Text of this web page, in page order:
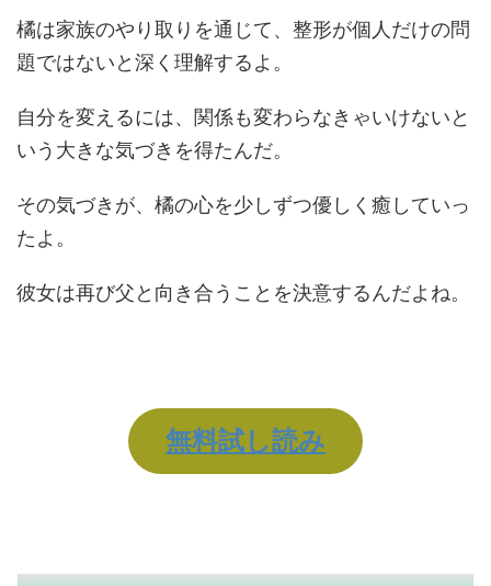
橘は家族のやり取りを通じて、整形が個人だけの問
題ではないと深く理解するよ。
自分を変えるには、関係も変わらなきゃいけないと
いう大きな気づきを得たんだ。
その気づきが、橘の心を少しずつ優しく癒していっ
たよ。
彼女は再び父と向き合うことを決意するんだよね。
無料試し読み